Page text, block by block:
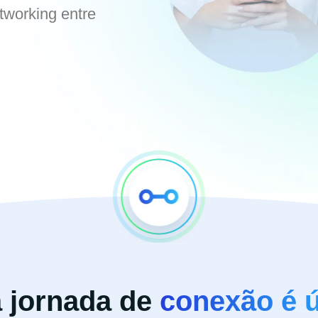
entre
jornada de conexão é